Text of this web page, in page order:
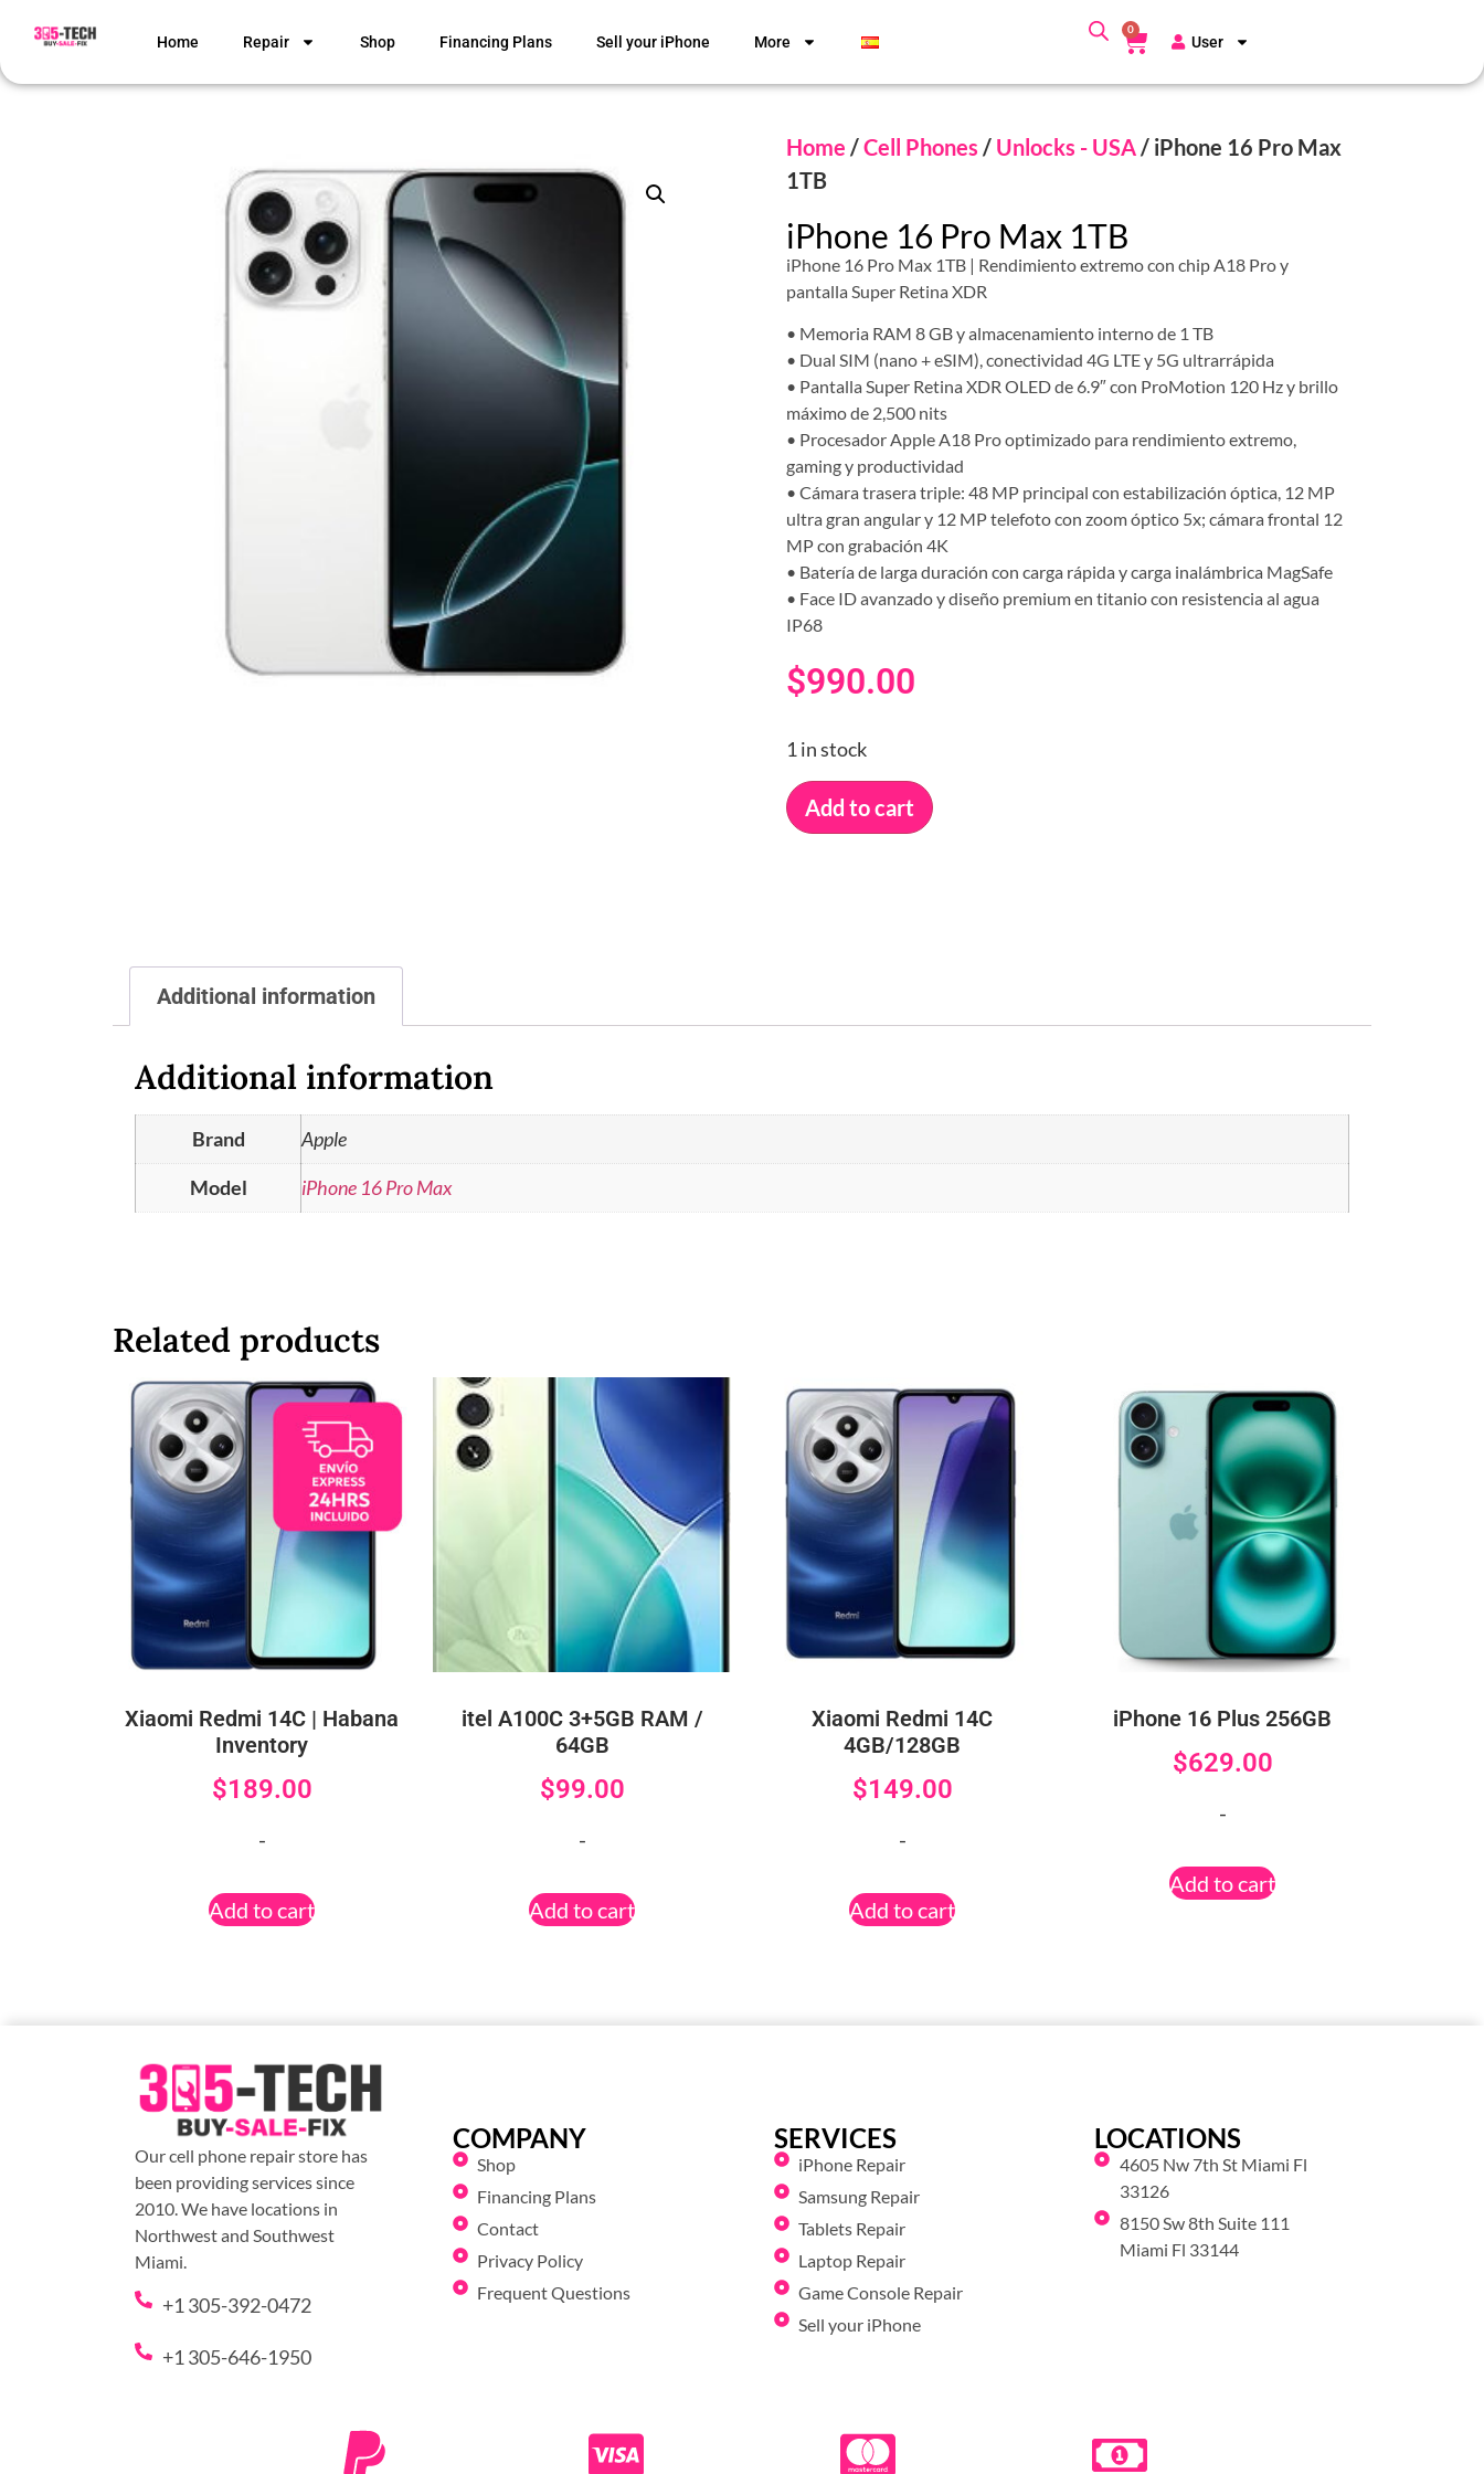
Home Repair Shop Financing Plans Sell your iPhone More
0
User
Home /Cell Phones / Unlocks - USA/ iPhone 16 Pro Max
1TB
iPhone 16 Pro Max 1TB
iPhone 16 Pro Max 1TB | Rendimiento extremo con chip A18 Pro y
pantalla Super Retina XDR
• Memoria RAM 8 GB y almacenamiento interno de 1 TB
• Dual SIM (nano + eSIM), conectividad 4G LTE y 5G ultrarrápida
• Pantalla Super Retina XDR OLED de 6.9″ con ProMotion 120 Hz y brillo
máximo de 2,500 nits
• Procesador Apple A18 Pro optimizado para rendimiento extremo,
gaming y productividad
• Cámara trasera triple: 48 MP principal con estabilización óptica, 12 MP
ultra gran angular y 12 MP telefoto con zoom óptico 5x; cámara frontal 12
MP con grabación 4K
• Batería de larga duración con carga rápida y carga inalámbrica MagSafe
• Face ID avanzado y diseño premium en titanio con resistencia al agua
IP68
$990.00
1 in stock
Add to cart
Additional information
Additional information
Brand
Apple
Model
iPhone 16 Pro Max
Related products
Xiaomi Redmi 14C | Habana
Inventory
$189.00
-
Add to cart
itel A100C 3+5GB RAM /
64GB
$99.00
-
Add to cart
Xiaomi Redmi 14C
4GB/128GB
$149.00
-
Add to cart
iPhone 16 Plus 256GB
$629.00
-
Add to cart
Our cell phone repair store has
been providing services since
2010. We have locations in
Northwest and Southwest
Miami.
+1 305-392-0472
+1 305-646-1950
COMPANY
Shop
Financing Plans
Contact
Privacy Policy
Frequent Questions
SERVICES
iPhone Repair
Samsung Repair
Tablets Repair
Laptop Repair
Game Console Repair
Sell your iPhone
LOCATIONS
4605 Nw 7th St Miami Fl
33126
8150 Sw 8th Suite 111
Miami Fl 33144